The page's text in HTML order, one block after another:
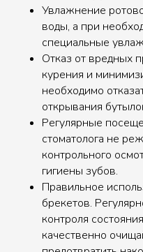
Увлажнение
воды, а при
специальные
Отказ от вредных
курения и
необходимо
открывания
Регулярные
стоматолога не
контрольного
гигиены зубов.
Правильное
брекетов.
контроля
качественно